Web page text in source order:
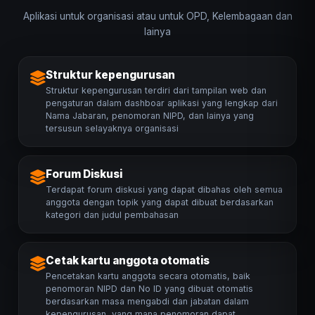
Aplikasi untuk organisasi atau untuk OPD, Kelembagaan dan
lainya
Struktur kepengurusan
Struktur kepengurusan terdiri dari tampilan web dan
pengaturan dalam dashboar aplikasi yang lengkap dari
Nama Jabaran, penomoran NIPD, dan lainya yang
tersusun selayaknya organisasi
Forum Diskusi
Terdapat forum diskusi yang dapat dibahas oleh semua
anggota dengan topik yang dapat dibuat berdasarkan
kategori dan judul pembahasan
Cetak kartu anggota otomatis
Pencetakan kartu anggota secara otomatis, baik
penomoran NIPD dan No ID yang dibuat otomatis
berdasarkan masa mengabdi dan jabatan dalam